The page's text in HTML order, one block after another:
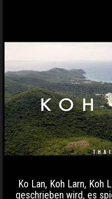
Ko Lan, Koh Larn, Koh
geschrieben wird, es